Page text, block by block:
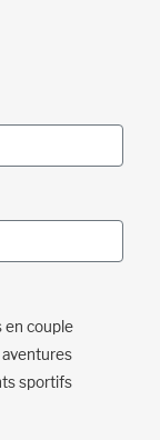
en couple
aventures
sportifs